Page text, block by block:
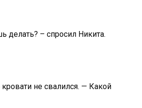
делать? – спросил Никита.
не свалился. — Какой